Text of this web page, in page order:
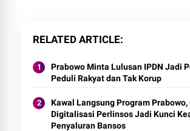
RELATED ARTICLE
Prabowo Minta Lulusan IPDN Jadi
Peduli Rakyat dan Tak Korup
Kawal Langsung Program Prabowo,
Digitalisasi Perlinsos Jadi Kunci
Penyaluran Bansos